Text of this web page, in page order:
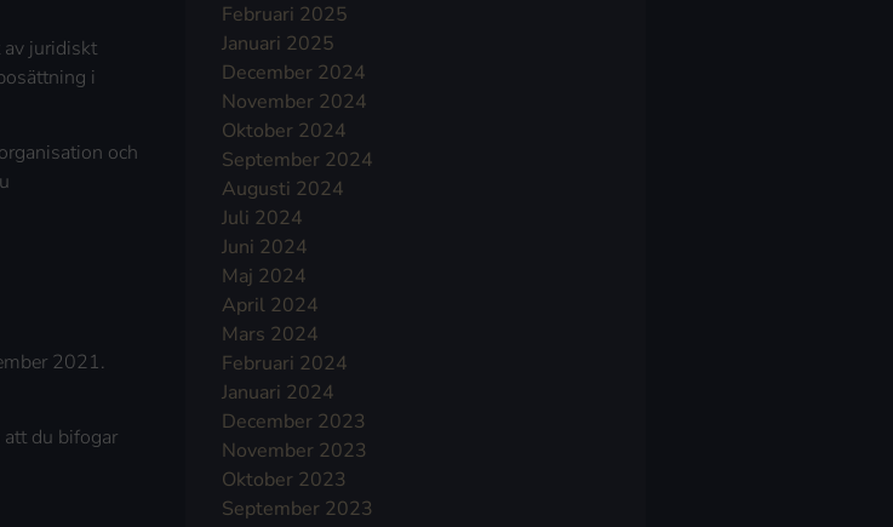
av juridiskt
i
och
2021.
att du bifogar
Februari 2025
Januari 2025
December 2024
November 2024
Oktober 2024
September 2024
Augusti 2024
Juli 2024
Juni 2024
Maj 2024
April 2024
Mars 2024
Februari 2024
Januari 2024
December 2023
November 2023
Oktober 2023
September 2023